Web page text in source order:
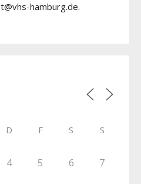
hamburg.de.
D F S S
4 5 6 7